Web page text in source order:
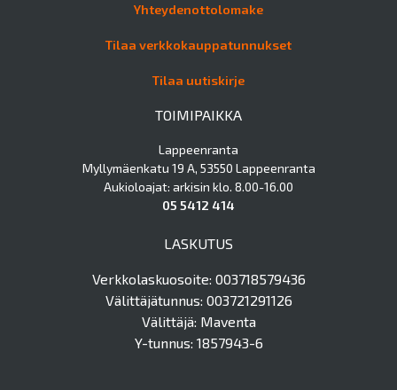
Yhteydenottolomake
Tilaa verkkokauppatunnukset
Tilaa uutiskirje
TOIMIPAIKKA
Lappeenranta
Myllymäenkatu 19 A, 53550 Lappeenranta
Aukioloajat: arkisin klo. 8.00-16.00
05 5412 414
LASKUTUS
Verkkolaskuosoite: 003718579436
Välittäjätunnus: 003721291126
Välittäjä: Maventa
Y-tunnus: 1857943-6